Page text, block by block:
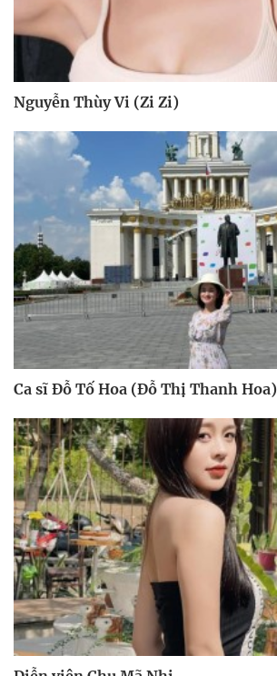
Nguyễn Thùy Vi (Zi Zi)
Ca sĩ Đỗ Tố Hoa (Đỗ Thị Thanh Hoa)